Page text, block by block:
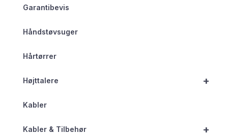
Garantibevis
Håndstøvsuger
Hårtørrer
+
Højttalere
Kabler
+
Kabler & Tilbehør